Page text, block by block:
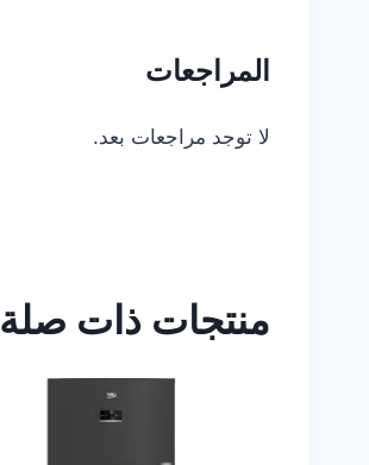
المراجعات
لا توجد مراجعات بعد.
منتجات ذات صلة